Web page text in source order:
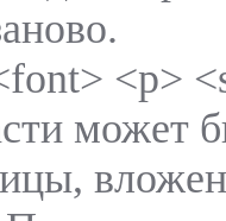
<p>
может